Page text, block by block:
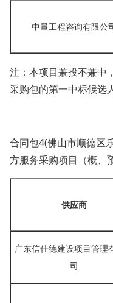
中量工程咨询有限公
注：本项目兼投不兼中
采购包的第一中标候选人
合同包4(佛山市顺德区
方服务采购项目（概、
供应商
广东信仕德建设项目管理
司